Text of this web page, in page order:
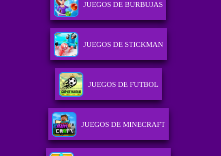
JUEGOS DE BURBUJAS
JUEGOS DE STICKMAN
JUEGOS DE FUTBOL
JUEGOS DE MINECRAFT